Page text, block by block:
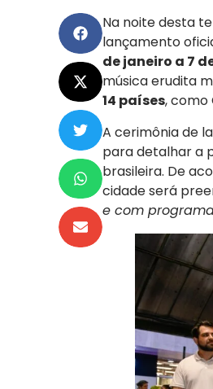
Na noite desta
lançamento
de janeiro a 7
música erudita
14 países, como
A cerimônia de
para detalhar a
brasileira. De
cidade será
e com